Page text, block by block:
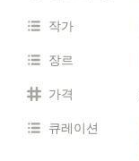
작가
장르
가격
큐레이션